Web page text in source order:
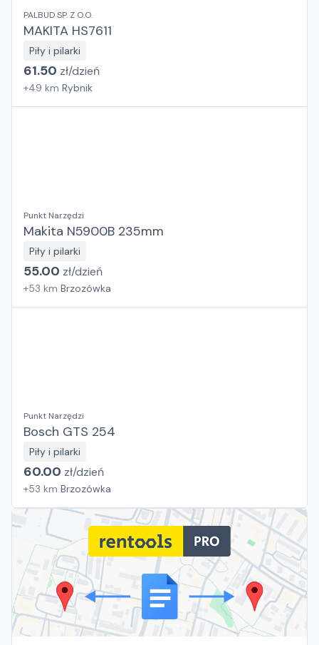
PALBUD SP. Z O.O.
MAKITA HS7611
Piły i pilarki
61.50 zł/dzień
+49 km Rybnik
Punkt Narzędzi
Makita N5900B 235mm
Piły i pilarki
55.00 zł/dzień
+53 km Brzozówka
Punkt Narzędzi
Bosch GTS 254
Piły i pilarki
60.00 zł/dzień
+53 km Brzozówka